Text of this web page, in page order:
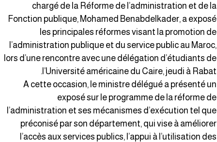
chargé de la Réforme de l’administration et de
Fonction publique, Mohamed Benabdelkader, a
les principales réformes visant la promotion
l’administration publique et du service public au
lors d’une rencontre avec une délégation d’étudiants
l’Université américaine du Caire, jeudi à
A cette occasion, le ministre délégué a présenté
exposé sur le programme de la réforme
l’administration et ses mécanismes d’exécution tel
préconisé par son département, qui vise à
l’accès aux services publics, l’appui à l’utilisation